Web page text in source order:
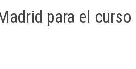
para el